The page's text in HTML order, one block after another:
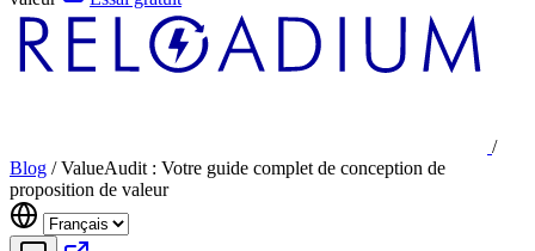
/
Blog / ValueAudit : Votre guide complet de conception de
proposition de valeur